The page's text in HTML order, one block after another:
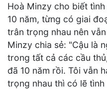
Hoà Minzy cho biết
10 năm, từng có giai
trân trọng nhau nên
Minzy chia sẻ: "Cậu là
trong tất cả các cầu
đã 10 năm rồi. Tôi vẫn
trọng nhau thì có lẽ